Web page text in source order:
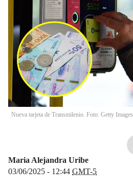
Nueva tarjeta de Transmilenio. Foto: Getty Images
Maria Alejandra Uribe
03/06/2025 - 12:44 GMT-5